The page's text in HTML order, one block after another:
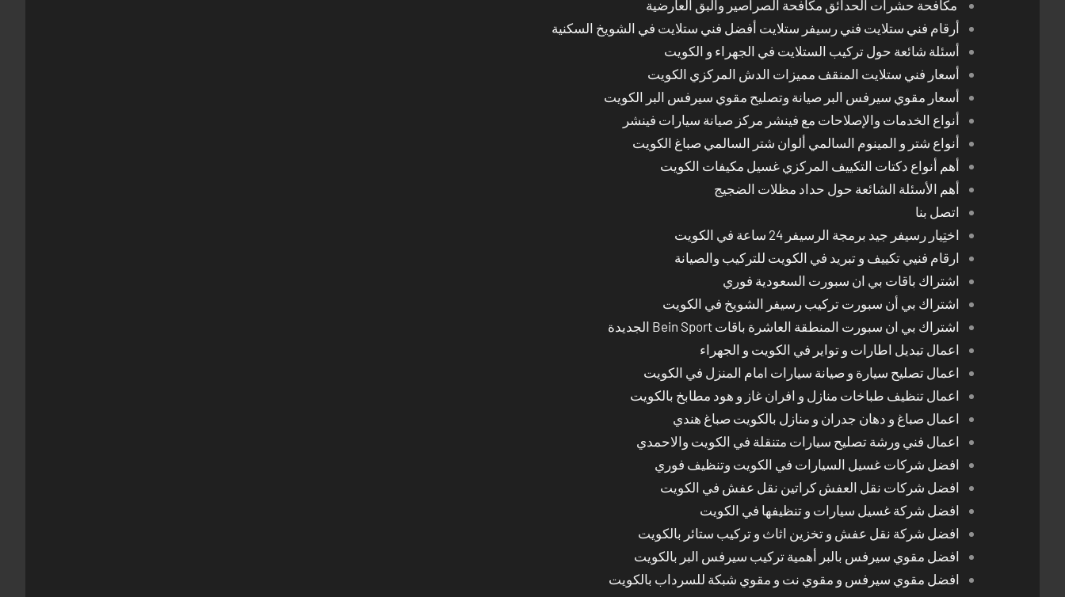
مكافحة حشرات الحدائق مكافحة الصراصير والبق العارضية
أرقام فني ستلايت فني رسيفر ستلايت أفضل فني ستلايت في الشويخ السكنية
أسئلة شائعة حول تركيب الستلايت في الجهراء و الكويت
أسعار فني ستلايت المنقف مميزات الدش المركزي الكويت
أسعار مقوي سيرفس البر صيانة وتصليح مقوي سيرفس البر الكويت
أنواع الخدمات والإصلاحات مع فينشر مركز صيانة سيارات فينشر
أنواع شتر و المينوم السالمي ألوان شتر السالمي صباغ الكويت
أهم أنواع دكتات التكييف المركزي غسيل مكيفات الكويت
أهم الأسئلة الشائعة حول حداد مظلات الضجيج
اتصل بنا
اختِيار رسيفر جيد برمجة الرسيفر 24 ساعة في الكويت
ارقام فنيي تكييف و تبريد في الكويت للتركيب والصيانة
اشتراك باقات بي ان سبورت السعودية فوري
اشتراك بي أن سبورت تركيب رسيفر الشويخ في الكويت
اشتراك بي ان سبورت المنطقة العاشرة باقات Bein Sport الجديدة
اعمال تبديل اطارات و تواير في الكويت و الجهراء
اعمال تصليح سيارة و صيانة سيارات امام المنزل في الكويت
اعمال تنظيف طباخات منازل و افران غاز و هود مطابخ بالكويت
اعمال صباغ و دهان جدران و منازل بالكويت صباغ هندي
اعمال فني ورشة تصليح سيارات متنقلة في الكويت والاحمدي
افضل شركات غسيل السيارات في الكويت وتنظيف فوري
افضل شركات نقل العفش كراتين نقل عفش في الكويت
افضل شركة غسيل سيارات و تنظيفها في الكويت
افضل شركة نقل عفش و تخزين اثاث و تركيب ستائر بالكويت
افضل مقوي سيرفس بالبر أهمية تركيب سيرفس البر بالكويت
افضل مقوي سيرفس و مقوي نت و مقوي شبكة للسرداب بالكويت